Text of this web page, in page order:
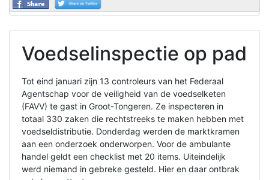
Voedselinspectie op pad
Tot eind januari zijn 13 controleurs van het Federaal
Agentschap voor de veiligheid van de voedselketen
(FAVV) te gast in Groot-Tongeren. Ze inspecteren in
totaal 330 zaken die rechtstreeks te maken hebben met
voedseldistributie. Donderdag werden de marktkramen
aan een onderzoek onderworpen. Voor de ambulante
handel geldt een checklist met 20 items. Uiteindelijk
werd niemand in gebreke gesteld. Hier en daar ontbrak